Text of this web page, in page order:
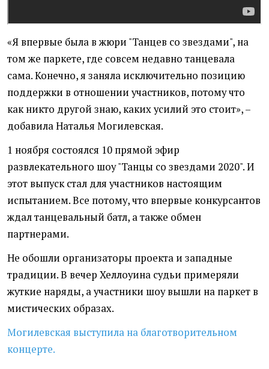
«Я впервые была в жюри "Танцев со звездами", на
том же паркете, где совсем недавно танцевала
сама. Конечно, я заняла исключительно позицию
поддержки в отношении участников, потому что
как никто другой знаю, каких усилий это стоит», –
добавила Наталья Могилевская.
1 ноября состоялся 10 прямой эфир
развлекательного шоу "Танцы со звездами 2020". И
этот выпуск стал для участников настоящим
испытанием. Все потому, что впервые конкурсантов
ждал танцевальный батл, а также обмен
партнерами.
Не обошли организаторы проекта и западные
традиции. В вечер Хеллоуина судьи примеряли
жуткие наряды, а участники шоу вышли на паркет в
мистических образах.
Могилевская выступила на благотворительном
концерте.